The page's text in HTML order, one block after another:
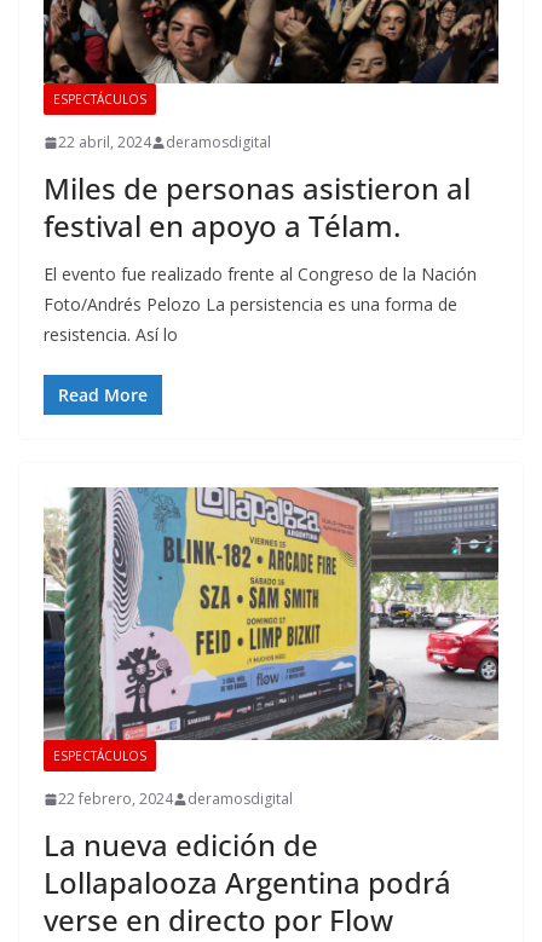
ESPECTÁCULOS
22 abril, 2024 deramosdigital
Miles de personas asistieron al
festival en apoyo a Télam.
El evento fue realizado frente al Congreso de la Nación
Foto/Andrés Pelozo La persistencia es una forma de
resistencia. Así lo
Read More
ESPECTÁCULOS
22 febrero, 2024 deramosdigital
La nueva edición de
Lollapalooza Argentina podrá
verse en directo por Flow